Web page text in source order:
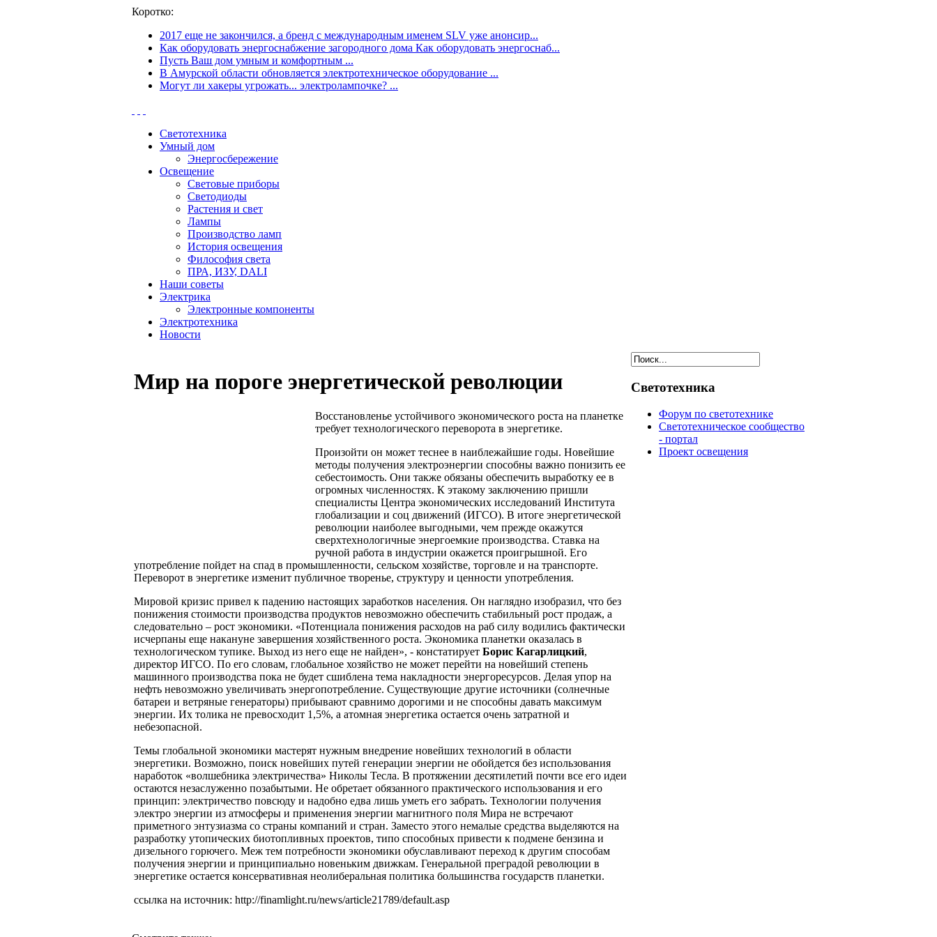
Коротко:
2017 еще не закончился, а бренд с международным именем SLV уже анонсир...
Как оборудовать энергоснабжение загородного дома Как оборудовать энергоснаб...
Пусть Ваш дом умным и комфортным ...
В Амурской области обновляется электротехническое оборудование ...
Могут ли хакеры угрожать... электролампочке? ...
Светотехника
Умный дом
Энергосбережение
Освещение
Световые приборы
Светодиоды
Растения и свет
Лампы
Производство ламп
История освещения
Философия света
ПРА, ИЗУ, DALI
Наши советы
Электрика
Электронные компоненты
Электротехника
Новости
Мир на пороге энергетической революции
Восстановленье устойчивого экономического роста на планетке
требует технологического переворота в энергетике.
Произойти он может теснее в наиблежайшие годы. Новейшие
методы получения электроэнергии способны важно понизить ее
себестоимость. Они также обязаны обеспечить выработку ее в
огромных численностях. К этакому заключению пришли
специалисты Центра экономических исследований Института
глобализации и соц движений (ИГСО). В итоге энергетической
революции наиболее выгодными, чем прежде окажутся
сверхтехнологичные энергоемкие производства. Ставка на
ручной работа в индустрии окажется проигрышной. Его
употребление пойдет на спад в промышленности, сельском хозяйстве, торговле и на транспорте.
Переворот в энергетике изменит публичное творенье, структуру и ценности употребления.
Мировой кризис привел к падению настоящих заработков населения. Он наглядно изобразил, что без
понижения стоимости производства продуктов невозможно обеспечить стабильный рост продаж, а
следовательно – рост экономики. «Потенциала понижения расходов на раб силу водились фактически
исчерпаны еще накануне завершения хозяйственного роста. Экономика планетки оказалась в
технологическом тупике. Выход из него еще не найден», - констатирует Борис Кагарлицкий,
директор ИГСО. По его словам, глобальное хозяйство не может перейти на новейший степень
машинного производства пока не будет сшиблена тема накладности энергоресурсов. Делая упор на
нефть невозможно увеличивать энергопотребление. Существующие другие источники (солнечные
батареи и ветряные генераторы) прибывают сравнимо дорогими и не способны давать максимум
энергии. Их толика не превосходит 1,5%, а атомная энергетика остается очень затратной и
небезопасной.
Темы глобальной экономики мастерят нужным внедрение новейших технологий в области
энергетики. Возможно, поиск новейших путей генерации энергии не обойдется без использования
наработок «волшебника электричества» Николы Тесла. В протяжении десятилетий почти все его идеи
остаются незаслуженно позабытыми. Не обретает обязанного практического использования и его
принцип: электричество повсюду и надобно едва лишь уметь его забрать. Технологии получения
электро энергии из атмосферы и применения энергии магнитного поля Мира не встречают
приметного энтузиазма со страны компаний и стран. Заместо этого немалые средства выделяются на
разработку утопических биотопливных проектов, типо способных привести к подмене бензина и
дизельного горючего. Меж тем потребности экономики обуславливают переход к другим способам
получения энергии и принципиально новеньким движкам. Генеральной преградой революции в
энергетике остается консервативная неолиберальная политика большинства государств планетки.
ссылка на источник: http://finamlight.ru/news/article21789/default.asp
Светотехника
Форум по светотехнике
Светотехническое сообщество
- портал
Проект освещения